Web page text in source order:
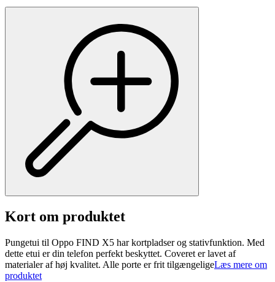
Kort om produktet
Pungetui til Oppo FIND X5 har kortpladser og stativfunktion. Med
dette etui er din telefon perfekt beskyttet. Coveret er lavet af
materialer af høj kvalitet. Alle porte er frit tilgængeligeLæs mere om
produktet